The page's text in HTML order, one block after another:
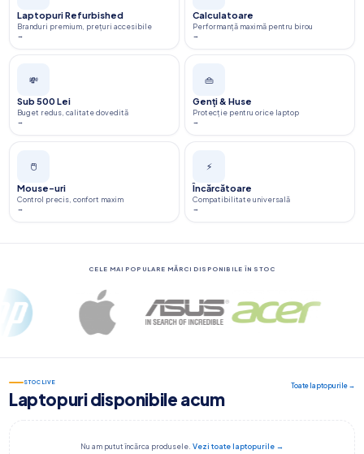
Laptopuri Refurbished
Branduri premium, prețuri accesibile
→
Calculatoare
Performanță maximă pentru birou
→
💸
Sub 500 Lei
Buget redus, calitate dovedită
→
👜
Genți & Huse
Protecție pentru orice laptop
→
🖱️
Mouse-uri
Control precis, confort maxim
→
⚡
Încărcătoare
Compatibilitate universală
→
CELE MAI POPULARE MĂRCI DISPONIBILE ÎN STOC
STOC LIVE
Laptopuri disponibile acum
Toate laptopurile →
Nu am putut încărca produsele. Vezi toate laptopurile →